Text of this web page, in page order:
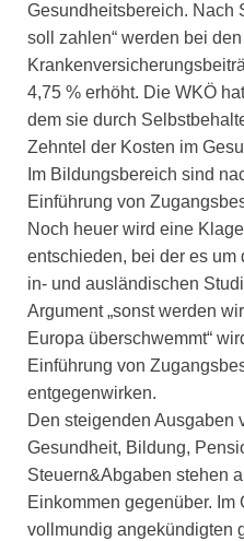
Gesundheitsbereich. Nach
soll zahlen“ werden bei
4,75 % erhöht. Die WKÖ
dem sie durch
Zehntel der Kosten im
Im Bildungsbereich sind
Einführung von
Noch heuer wird eine
entschieden, bei der es
in- und ausländischen
Argument „sonst werden
Europa überschwemmt“
Einführung von
entgegenwirken.
Den steigenden Ausgaben
Gesundheit, Bildung,
Steuern&Abgaben stehen
Einkommen gegenüber. Im
vollmundig angekündigten